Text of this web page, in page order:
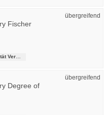
übergreifend
Fischer
übergreifend
Degree of